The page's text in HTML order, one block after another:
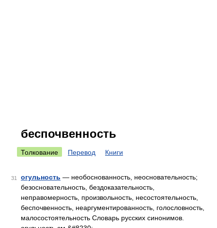
беспочвенность
Толкование Перевод Книги
31 огульность — необоснованность, неосновательность;
безосновательность, бездоказательность,
неправомерность, произвольность, несостоятельность,
беспочвенность, неаргументированность, голословность,
малосостоятельность Словарь русских синонимов.